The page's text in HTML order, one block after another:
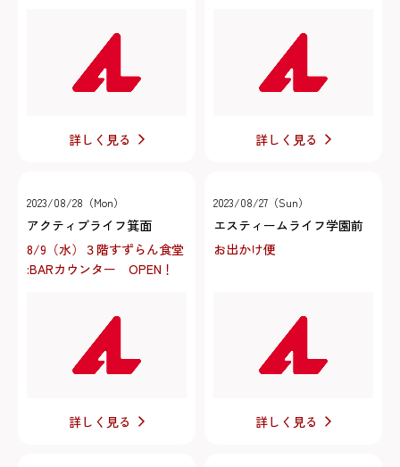
詳しく見る 詳しく見る
2023/08/28（Mon）
アクティブライフ箕面
8/9（水）３階すずらん食堂
:BARカウンター OPEN！
詳しく見る
2023/08/27（Sun）
エスティームライフ学園前
お出かけ便
詳しく見る